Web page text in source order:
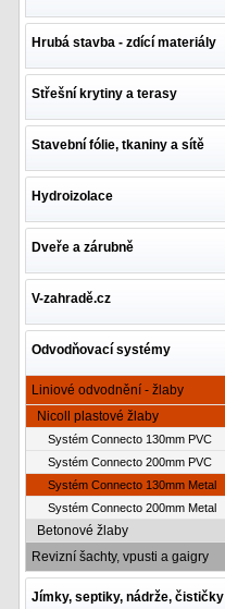
Hrubá stavba - zdící materiály
Střešní krytiny a terasy
Stavební fólie, tkaniny a sítě
Hydroizolace
Dveře a zárubně
V-zahradě.cz
Odvodňovací systémy
Liniové odvodnění - žlaby
Nicoll plastové žlaby
Systém Connecto 130mm PVC
Systém Connecto 200mm PVC
Systém Connecto 130mm Metal
Systém Connecto 200mm Metal
Betonové žlaby
Revizní šachty, vpusti a gaigry
Jímky, septiky, nádrže, čističky